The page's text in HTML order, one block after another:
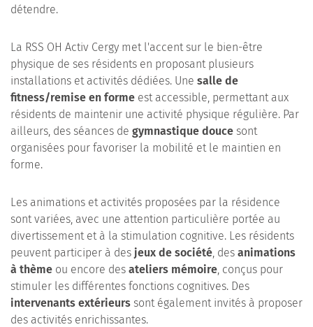
détendre.
La RSS OH Activ Cergy met l'accent sur le bien-être
physique de ses résidents en proposant plusieurs
installations et activités dédiées. Une salle de
fitness/remise en forme est accessible, permettant aux
résidents de maintenir une activité physique régulière. Par
ailleurs, des séances de gymnastique douce sont
organisées pour favoriser la mobilité et le maintien en
forme.
Les animations et activités proposées par la résidence
sont variées, avec une attention particulière portée au
divertissement et à la stimulation cognitive. Les résidents
peuvent participer à des jeux de société, des animations
à thème ou encore des ateliers mémoire, conçus pour
stimuler les différentes fonctions cognitives. Des
intervenants extérieurs sont également invités à proposer
des activités enrichissantes.